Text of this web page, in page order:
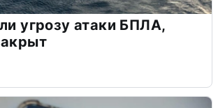
угрозу атаки БПЛА,